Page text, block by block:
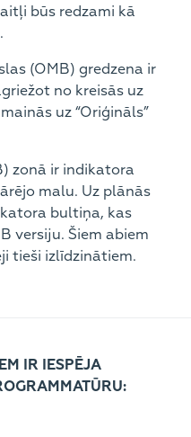
būs redzami kā
(OMB) gredzena ir
no kreisās uz
uz “Oriģināls”
zonā ir indikatora
malu. Uz plānās
bultiņa, kas
versiju. Šiem abiem
tieši izlīdzinātiem.
IR IESPĒJA